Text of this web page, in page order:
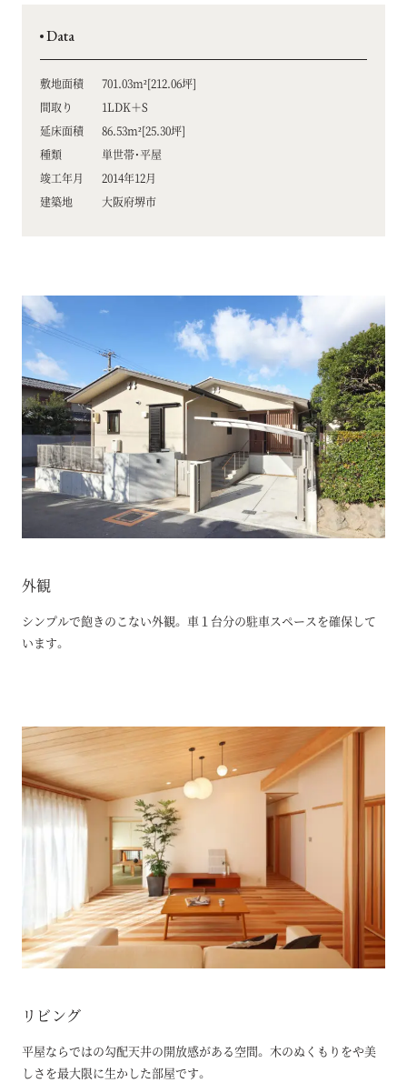
Data
敷地面積
701.03m²[212.06坪]
間取り
1LDK＋S
延床面積
86.53m²[25.30坪]
種類
単世帯・平屋
竣工年月
2014年12月
建築地
大阪府堺市
外観
シンプルで飽きのこない外観。 車１台分の駐車スペースを確保して
います。
リビング
平屋ならではの勾配天井の開放感がある空間。 木のぬくもりをや美
しさを最大限に生かした部屋です。